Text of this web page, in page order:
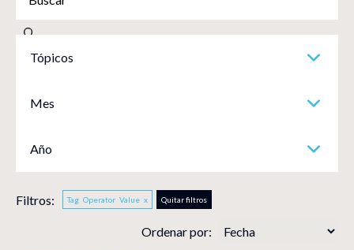
Tópicos
Mes
Año
Filtros: Tag Operator Value x Quitar filtros
Ordenar por: